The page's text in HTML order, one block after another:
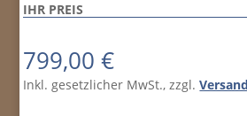
IHR PREIS
799,00€
Inkl. gesetzlicher MwSt., zzgl.